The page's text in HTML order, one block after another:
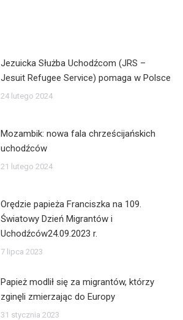
Jezuicka Służba Uchodźcom (JRS –
Jesuit Refugee Service) pomaga w Polsce
24 lutego 2024
Mozambik: nowa fala chrześcijańskich
uchodźców
21 lutego 2024
Orędzie papieża Franciszka na 109.
Światowy Dzień Migrantów i
Uchodźców24.09.2023 r.
7 lipca 2023
Papież modlił się za migrantów, którzy
zginęli zmierzając do Europy
31 stycznia 2023